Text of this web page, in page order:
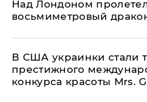
Над Лондоном
восьмиметровый
В США украинки стали
престижного
конкурса красоты Mrs.